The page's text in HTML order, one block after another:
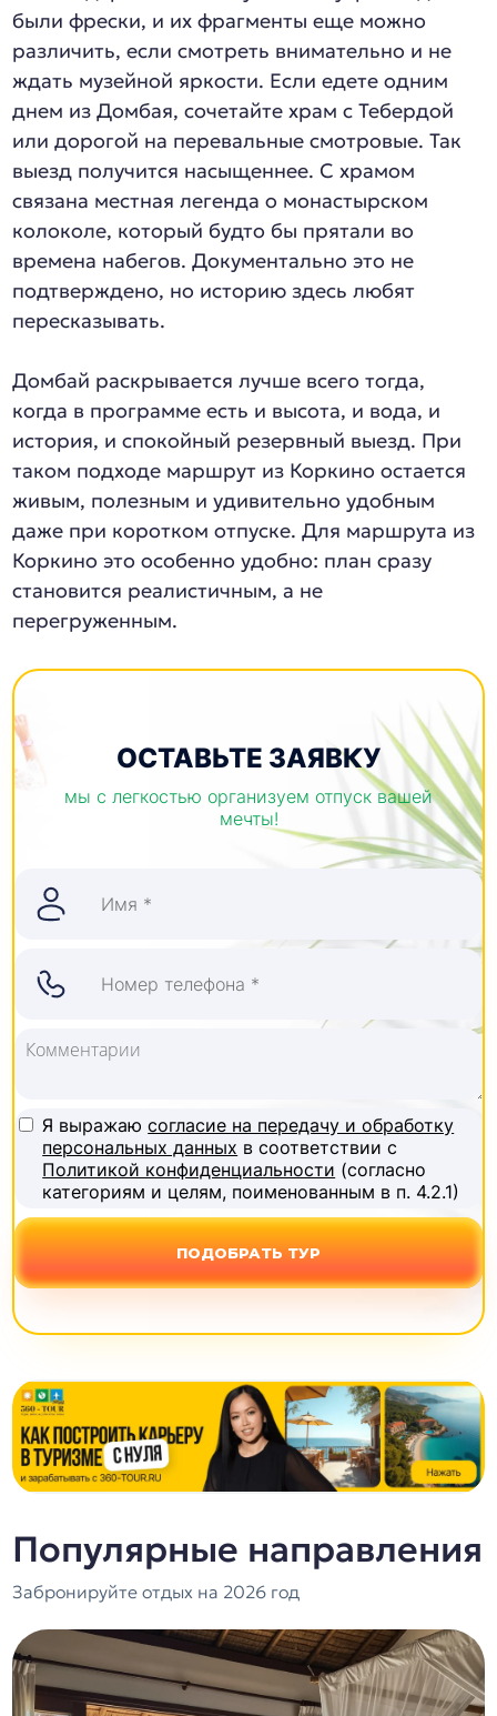
были фрески, и их фрагменты еще можно
различить, если смотреть внимательно и не
ждать музейной яркости. Если едете одним
днем из Домбая, сочетайте храм с Тебердой
или дорогой на перевальные смотровые. Так
выезд получится насыщеннее. С храмом
связана местная легенда о монастырском
колоколе, который будто бы прятали во
времена набегов. Документально это не
подтверждено, но историю здесь любят
пересказывать.
Домбай раскрывается лучше всего тогда,
когда в программе есть и высота, и вода, и
история, и спокойный резервный выезд. При
таком подходе маршрут из Коркино остается
живым, полезным и удивительно удобным
даже при коротком отпуске. Для маршрута из
Коркино это особенно удобно: план сразу
становится реалистичным, а не
перегруженным.
ОСТАВЬТЕ ЗАЯВКУ
мы с легкостью организуем отпуск вашей
мечты!
Я выражаюсогласие на передачу и обработку
персональных данных в соответствии с
Политикой конфиденциальности (согласно
категориям и целям, поименованным в п. 4.2.1)
ПОДОБРАТЬ ТУР
Популярные направления
Забронируйте отдых на 2026 год